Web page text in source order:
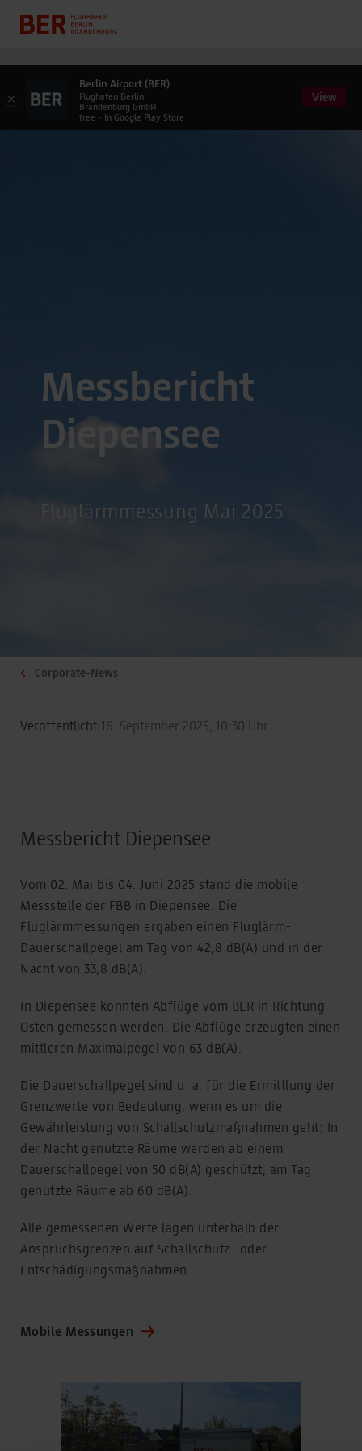
Messbericht
Diepensee
Fluglärmmessung Mai 2025
Corporate-News
Veröffentlicht:16. September 2025, 10:30 Uhr
Messbericht Diepensee
Vom 02. Mai bis 04. Juni 2025 stand die mobile
Messstelle der FBB in Diepensee. Die
Fluglärmmessungen ergaben einen Fluglärm-
Dauerschallpegel am Tag von 42,8 dB(A) und in der
Nacht von 33,8 dB(A).
In Diepensee konnten Abflüge vom BER in Richtung
Osten gemessen werden. Die Abflüge erzeugten einen
mittleren Maximalpegel von 63 dB(A).
Die Dauerschallpegel sind u. a. für die Ermittlung der
Grenzwerte von Bedeutung, wenn es um die
Gewährleistung von Schallschutzmaßnahmen geht: In
der Nacht genutzte Räume werden ab einem
Dauerschallpegel von 50 dB(A) geschützt, am Tag
genutzte Räume ab 60 dB(A).
Alle gemessenen Werte lagen unterhalb der
Anspruchsgrenzen auf Schallschutz- oder
Entschädigungsmaßnahmen.
Mobile Messungen
×
Berlin Airport (BER)
Flughafen Berlin
Brandenburg GmbH
free - In Google Play Store
View